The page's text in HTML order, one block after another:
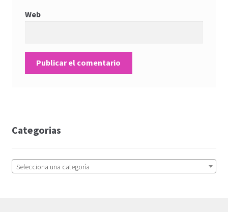
Web
Categorias
Selecciona una categoría